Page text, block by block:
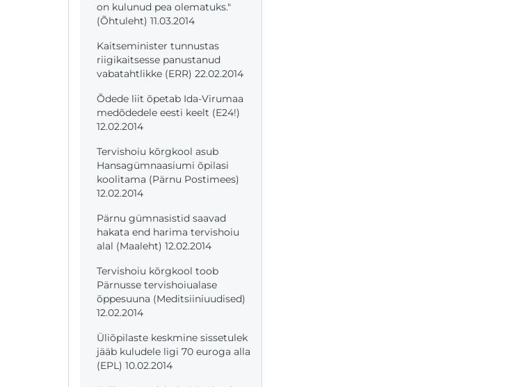
on kulunud pea olematuks."
(Õhtuleht) 11.03.2014
Kaitseminister tunnustas
riigikaitsesse panustanud
vabatahtlikke (ERR) 22.02.2014
Õdede liit õpetab Ida-Virumaa
medõdedele eesti keelt (E24!)
12.02.2014
Tervishoiu kõrgkool asub
Hansagümnaasiumi õpilasi
koolitama (Pärnu Postimees)
12.02.2014
Pärnu gümnasistid saavad
hakata end harima tervishoiu
alal (Maaleht) 12.02.2014
Tervishoiu kõrgkool toob
Pärnusse tervishoiualase
õppesuuna (Meditsiiniuudised)
12.02.2014
Üliõpilaste keskmine sissetulek
jääb kuludele ligi 70 euroga alla
(EPL) 10.02.2014